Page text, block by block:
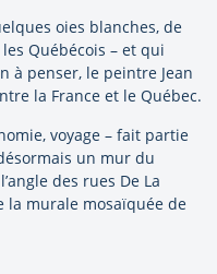
oies blanches, de
Québécois – et qui
à penser, le peintre Jean
la France et le Québec.
voyage – fait partie
un mur du
des rues De La
la murale mosaïquée de